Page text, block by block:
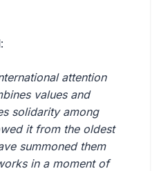
attention
values ​​and
solidarity among
it from the oldest
summoned them
in a moment of